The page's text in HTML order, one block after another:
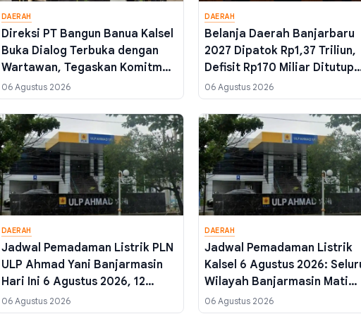
DAERAH
Direksi PT Bangun Banua Kalsel
Buka Dialog Terbuka dengan
Wartawan, Tegaskan Komitmen
Hilangkan Stigma Negatif
Perusda
06 Agustus 2026
DAERAH
Belanja Daerah Banjarbaru
2027 Dipatok Rp1,37 Triliun,
Defisit Rp170 Miliar Ditutup
SiLPA
06 Agustus 2026
DAERAH
Jadwal Pemadaman Listrik PLN
ULP Ahmad Yani Banjarmasin
Hari Ini 6 Agustus 2026, 12
Wilayah Terdampak Mulai Pagi
06 Agustus 2026
DAERAH
Jadwal Pemadaman Listrik
Kalsel 6 Agustus 2026:
Wilayah Banjarmasin Mati
Lampu, Ini Titik yang
06 Agustus 2026